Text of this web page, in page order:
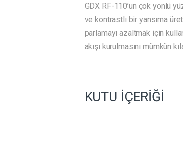
GDX RF-110’un çok yönlü
ve kontrastlı bir yansıma
parlamayı azaltmak için
akışı kurulmasını mümkün
KUTU İÇERİĞİ